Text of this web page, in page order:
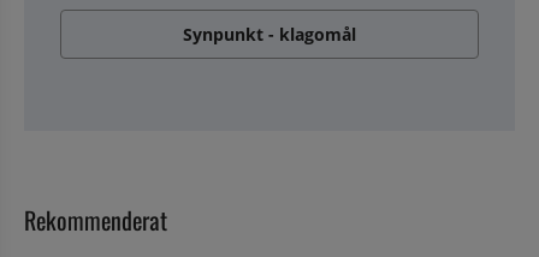
Synpunkt - klagomål
Rekommenderat